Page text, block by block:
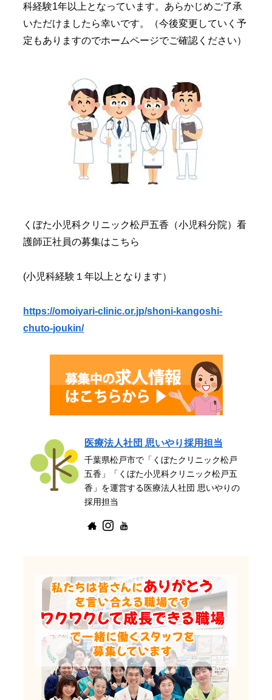
科経験1年以上となっています。あらかじめご了承
いただけましたら幸いです。（今後変更していく予
定もありますのでホームページでご確認ください）
くぼた小児科クリニック松戸五香（小児科分院）看
護師正社員の募集はこちら
(小児科経験１年以上となります）
https://omoiyari-clinic.or.jp/shoni-kangoshi-
chuto-joukin/
医療法人社団 思いやり採用担当
千葉県松戸市で「くぼたクリニック松戸
五香」「くぼた小児科クリニック松戸五
香」を運営する医療法人社団 思いやりの
採用担当